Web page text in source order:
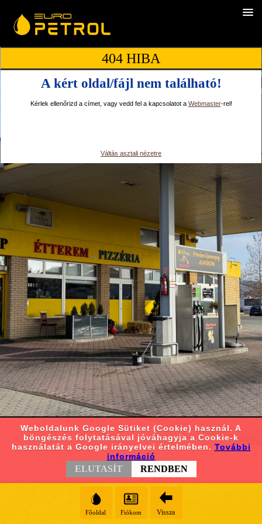
404 HIBA
A kért oldal/fájl nem található!
Kérlek ellenőrizd a címet, vagy vedd fel a kapcsolatot a Webmaster-rel!
Váltás asztali nézetre
Főoldal Fiókom Vissza
Weboldalunk Google Sütiket (Cookie) használ. A
böngészés folytatásával jóváhagyja a Cookie-k
használatát a Google irányelvei értelmében. További
információ
ELUTASÍT RENDBEN